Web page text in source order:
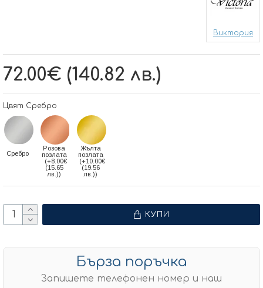
72.00€ (140.82 лв.)
Виктория
Цвят Сребро
Сребро
Розова
позлата
(+8.00€
(15.65
лв.))
Жълта
позлата
(+10.00€
(19.56
лв.))
КУПИ
Бърза поръчка
Запишете телефонен номер и наш